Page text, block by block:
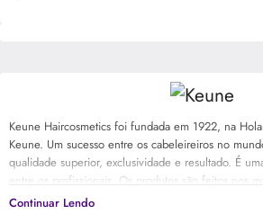
Keune Haircosmetics foi fundada em 1922, na
Keune. Um sucesso entre os cabeleireiros no
qualidade superior, exclusividade e resultado. É
entre os profissionais. Os produtos são feitos nos
e se diferenciam pelo altíssimo nível, que vai da
Continuar Lendo